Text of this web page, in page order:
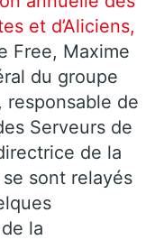
et d’Aliciens,
Free, Maxime
du groupe
responsable de
Serveurs de
de la
sont relayés
la